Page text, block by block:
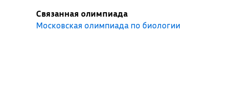
Связанная олимпиада
Московская олимпиада по биологии